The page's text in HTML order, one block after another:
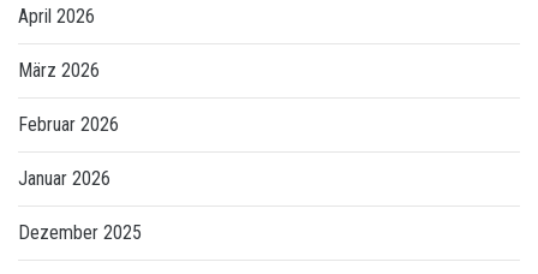
April 2026
März 2026
Februar 2026
Januar 2026
Dezember 2025